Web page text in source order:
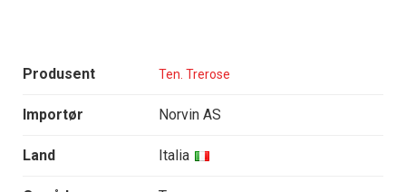
Produsent Ten. Trerose
Importør Norvin AS
Land Italia